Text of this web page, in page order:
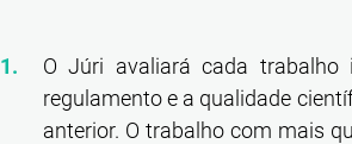
O Júri avaliará cada trabalho
regulamento e a qualidade
anterior. O trabalho com mais